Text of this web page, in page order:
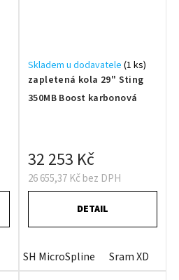
zapletená kola 29" Sting
350MB Boost karbonová
Skladem u dodavatele (1 ks)
26 655,37 Kč bez DPH
32 253 Kč
DETAIL
SH MicroSpline Sram XD